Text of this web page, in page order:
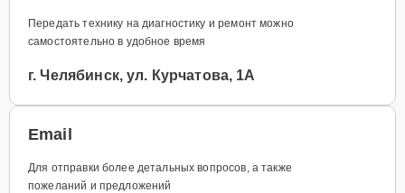
Передать технику на диагностику и ремонт можно
самостоятельно в удобное время
г. Челябинск, ул. Курчатова, 1А
Email
Для отправки более детальных вопросов, а также
пожеланий и предложений